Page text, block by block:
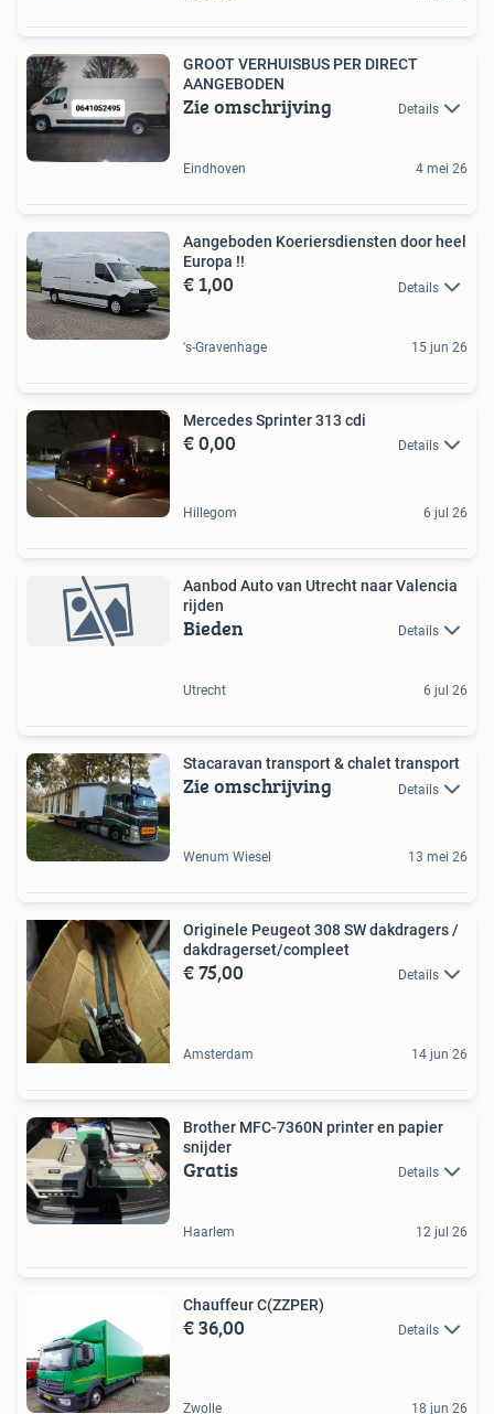
GROOT VERHUISBUS PER DIRECT
AANGEBODEN
Zie omschrijving Details
Eindhoven 4 mei 26
Aangeboden Koeriersdiensten door heel
Europa !!
€ 1,00 Details
's-Gravenhage 15 jun 26
Mercedes Sprinter 313 cdi
€ 0,00 Details
Hillegom 6 jul 26
Aanbod Auto van Utrecht naar Valencia
rijden
Bieden Details
Utrecht 6 jul 26
Stacaravan transport & chalet transport
Zie omschrijving Details
Wenum Wiesel 13 mei 26
Originele Peugeot 308 SW dakdragers /
dakdragerset/compleet
€ 75,00 Details
Amsterdam 14 jun 26
Brother MFC-7360N printer en papier
snijder
Gratis Details
Haarlem 12 jul 26
Chauffeur C(ZZPER)
€ 36,00 Details
Zwolle 18 jun 26